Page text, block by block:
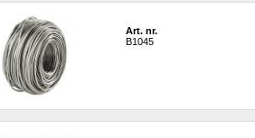
Art. nr.
B1045